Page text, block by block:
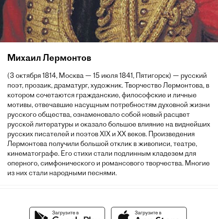
Михаил Лермонтов
(3 октября 1814, Москва — 15 июля 1841, Пятигорск) — русский
поэт, прозаик, драматург, художник. Творчество Лермонтова, в
котором сочетаются гражданские, философские и личные
мотивы, отвечавшие насущным потребностям духовной жизни
русского общества, ознаменовало собой новый расцвет
русской литературы и оказало большое влияние на виднейших
русских писателей и поэтов XIX и XX веков. Произведения
Лермонтова получили большой отклик в живописи, театре,
кинематографе. Его стихи стали подлинным кладезем для
оперного, симфонического и романсового творчества. Многие
из них стали народными песнями.